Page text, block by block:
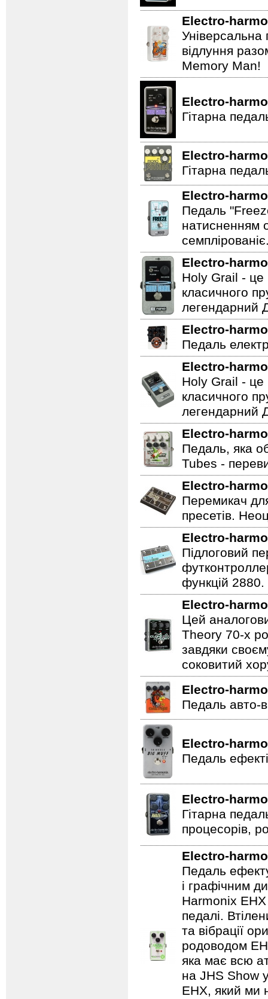
Electro-
Універсальна
відлуння
Memory Man!
Electro-
Гітарна
Electro-
Гітарна
Electro-
Педаль
натисненням
Electro-
Holy Grail - це
класичного
легендарний
Electro-
Педаль
Electro-
Holy Grail - це
класичного
легендарний
Electro-
Педаль, яка
Tubes -
Electro-
Перемикач
пресетів.
Electro-
Підлоговий
функцій 2880.
Electro-
Цей
Theory 70-х
завдяки
соковитий
Electro-
Педаль авто-
Electro-
Педаль
Electro-
Гітарна
процесорів,
Electro-
Педаль
і графічним
Harmonix
педалі.
та вібрації
родоводом
яка має всю
на JHS Show
EHX, який ми